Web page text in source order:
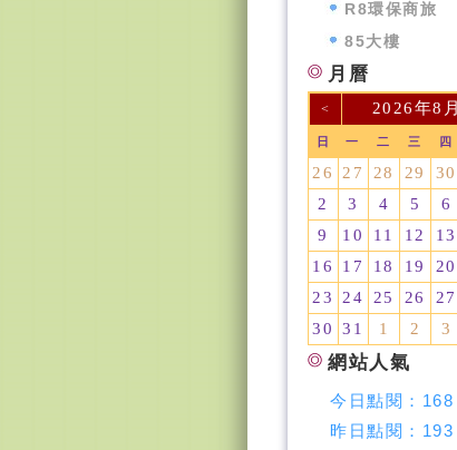
R8環保商旅
85大樓
月曆
< 2026年8月
日 一 二 三 四
26 27 28 29 30
2
3 4 5 6
9
10 11 12 13
16
17 18 19 20
23
24 25 26 27
30
31 1 2 3
網站人氣
今日點閱： 168
昨日點閱： 193